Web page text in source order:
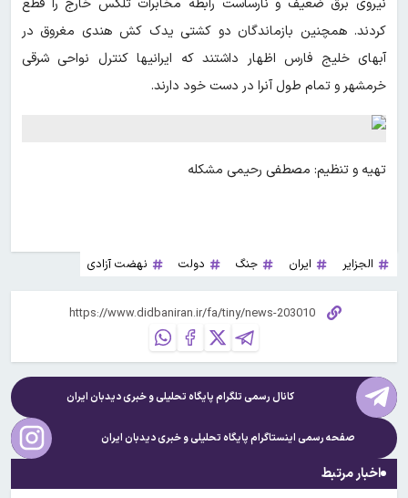
کردند. همچنین بازماندگان دو کشتی یدک کش هندی مغروق در
آبهای خلیج فارس اظهار داشتند که ایرانیها کنترل نواحی شرقی
خرمشهر و تمام طول آنرا در دست خود دارند.
تهیه و تنظیم: مصطفی رحیمی مشکله
الجزایر ایران جنگ دولت نهضت آزادی
کانال رسمی تلگرام پایگاه تحلیلی و خبریدیدبان ایران
صفحه رسمی اینستاگرام پایگاه تحلیلی و خبریدیدبان ایران
اخبار مرتبط